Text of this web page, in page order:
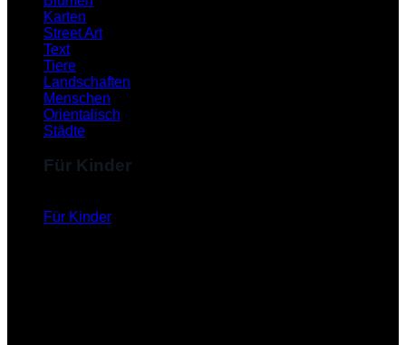
Karten
Street Art
Text
Tiere
Landschaften
Menschen
Orientalisch
Städte
Für Kinder
Für Kinder